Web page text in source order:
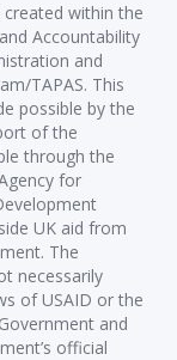
within the
Accountability
and
TAPAS. This
possible by the
of the
through the
for
UK aid from
The
necessarily
of USAID or the
and
official